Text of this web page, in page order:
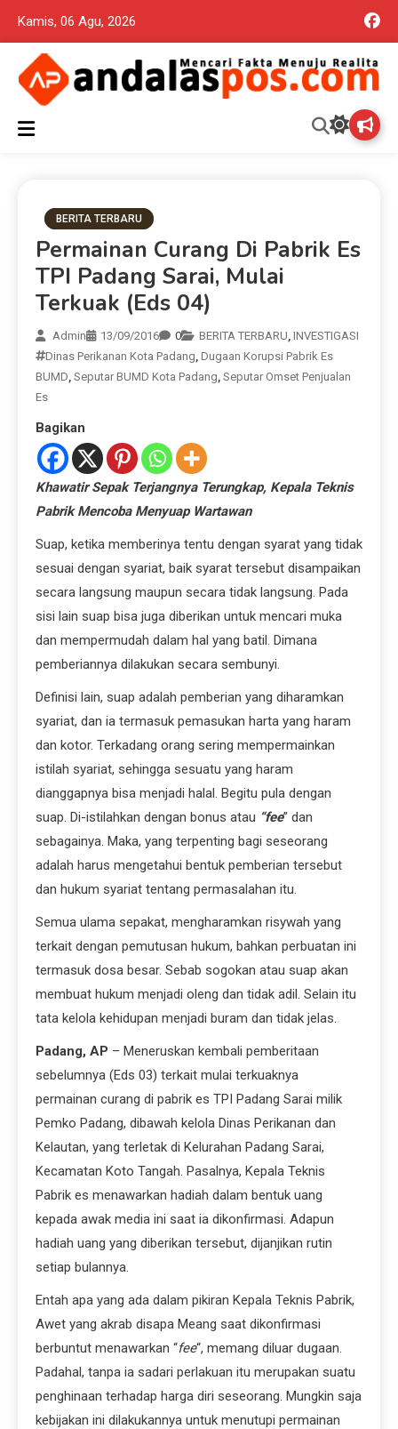
Kamis, 06 Agu, 2026
Andalas Pos Situs Berita
Mencari Fakta Menuju Realita memuat ragam berita aktual dan
terpercaya seputar politik nasional, daerah dan ragam berita
BERITA TERBARU
Permainan Curang Di Pabrik Es
TPI Padang Sarai, Mulai
Terkuak (Eds 04)
Admin 13/09/2016 0 BERITA TERBARU INVESTIGASI
Dinas Perikanan Kota Padang Dugaan Korupsi Pabrik Es
BUMD Seputar BUMD Kota Padang Seputar Omset Penjualan
Es
Bagikan
Khawatir Sepak Terjangnya Terungkap, Kepala Teknis
Pabrik Mencoba Menyuap Wartawan
Suap, ketika memberinya tentu dengan syarat yang tidak
sesuai dengan syariat, baik syarat tersebut disampaikan
secara langsung maupun secara tidak langsung. Pada
sisi lain suap bisa juga diberikan untuk mencari muka
dan mempermudah dalam hal yang batil. Dimana
pemberiannya dilakukan secara sembunyi.
Definisi lain, suap adalah pemberian yang diharamkan
syariat, dan ia termasuk pemasukan harta yang haram
dan kotor. Terkadang orang sering mempermainkan
istilah syariat, sehingga sesuatu yang haram
dianggapnya bisa menjadi halal. Begitu pula dengan
suap. Di-istilahkan dengan bonus atau “fee” dan
sebagainya. Maka, yang terpenting bagi seseorang
adalah harus mengetahui bentuk pemberian tersebut
dan hukum syariat tentang permasalahan itu.
Semua ulama sepakat, mengharamkan risywah yang
terkait dengan pemutusan hukum, bahkan perbuatan ini
termasuk dosa besar. Sebab sogokan atau suap akan
membuat hukum menjadi oleng dan tidak adil. Selain itu
tata kelola kehidupan menjadi buram dan tidak jelas.
Padang, AP – Meneruskan kembali pemberitaan
sebelumnya (Eds 03) terkait mulai terkuaknya
permainan curang di pabrik es TPI Padang Sarai milik
Pemko Padang, dibawah kelola Dinas Perikanan dan
Kelautan, yang terletak di Kelurahan Padang Sarai,
Kecamatan Koto Tangah. Pasalnya, Kepala Teknis
Pabrik es menawarkan hadiah dalam bentuk uang
kepada awak media ini saat ia dikonfirmasi. Adapun
hadiah uang yang diberikan tersebut, dijanjikan rutin
setiap bulannya.
Entah apa yang ada dalam pikiran Kepala Teknis Pabrik,
Awet yang akrab disapa Meang saat dikonfirmasi
berbuntut menawarkan “fee“, memang diluar dugaan.
Padahal, tanpa ia sadari perlakuan itu merupakan suatu
penghinaan terhadap harga diri seseorang. Mungkin saja
kebijakan ini dilakukannya untuk menutupi permainan